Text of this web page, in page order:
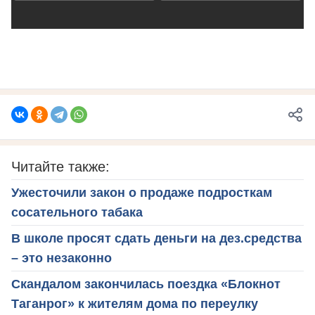
Читайте также:
Ужесточили закон о продаже подросткам
сосательного табака
В школе просят сдать деньги на дез.средства
– это незаконно
Скандалом закончилась поездка «Блокнот
Таганрог» к жителям дома по переулку